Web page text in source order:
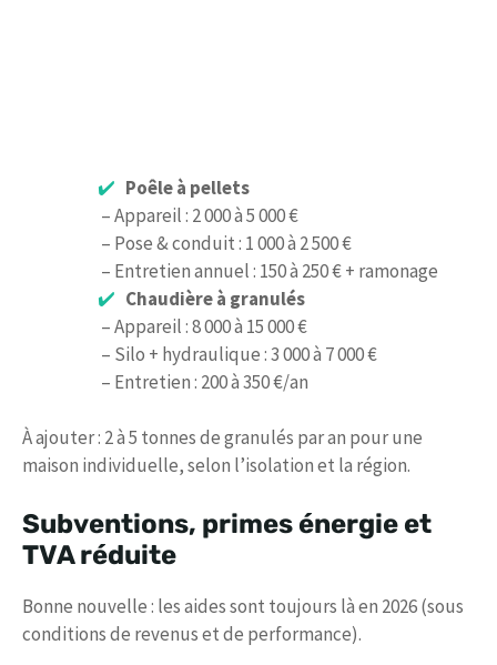
Poêle à pellets
– Appareil : 2 000 à 5 000 €
– Pose & conduit : 1 000 à 2 500 €
– Entretien annuel : 150 à 250 € + ramonage
Chaudière à granulés
– Appareil : 8 000 à 15 000 €
– Silo + hydraulique : 3 000 à 7 000 €
– Entretien : 200 à 350 €/an
À ajouter : 2 à 5 tonnes de granulés par an pour une
maison individuelle, selon l’isolation et la région.
Subventions, primes énergie et
TVA réduite
Bonne nouvelle : les aides sont toujours là en 2026 (sous
conditions de revenus et de performance).